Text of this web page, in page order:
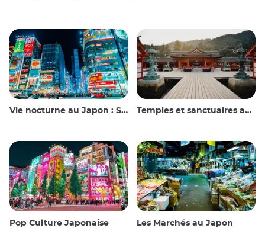
Vie nocturne au Japon : Sortir, voir et boire Temples et sanctuaires au Japon
Pop Culture Japonaise Les Marchés au Japon